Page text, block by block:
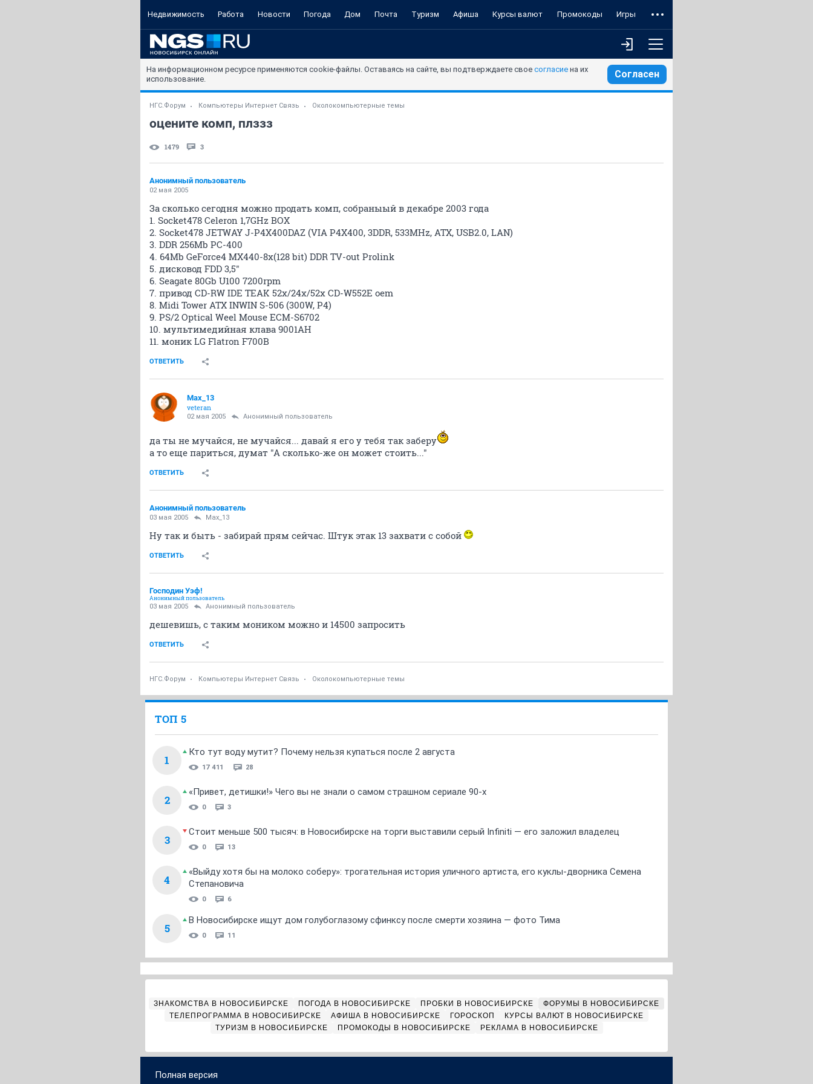
Недвижимость Работа Новости Погода Дом Почта Туризм Афиша Курсы валют Промокоды Игры
На информационном ресурсе применяются cookie-файлы. Оставаясь на сайте, вы подтверждаете свое согласие на их
использование.
Согласен
НГС.Форум Компьютеры Интернет Связь Околокомпьютерные темы
оцените комп, плззз
1479 3
Анонимный пользователь
02 мая 2005
За сколько сегодня можно продать комп, собраныый в декабре 2003 года
1. Socket478 Celeron 1,7GHz BOX
2. Socket478 JETWAY J-P4X400DAZ (VIA P4X400, 3DDR, 533MHz, ATX, USB2.0, LAN)
3. DDR 256Mb PC-400
4. 64Mb GeForce4 MX440-8x(128 bit) DDR TV-out Prolink
5. дисковод FDD 3,5"
6. Seagate 80Gb U100 7200rpm
7. привод CD-RW IDE TEAK 52x/24x/52x CD-W552E oem
8. Midi Tower ATX INWIN S-506 (300W, P4)
9. PS/2 Optical Weel Mouse ECM-S6702
10. мультимедийная клава 9001AH
11. моник LG Flatron F700B
ОТВЕТИТЬ
Max_13
veteran
02 мая 2005 Анонимный пользователь
да ты не мучайся, не мучайся... давай я его у тебя так заберу
а то еще париться, думат "А сколько-же он может стоить..."
ОТВЕТИТЬ
Анонимный пользователь
03 мая 2005 Max_13
Ну так и быть - забирай прям сейчас. Штук этак 13 захвати с собой
ОТВЕТИТЬ
Господин Уэф!
Анонимный пользователь
03 мая 2005 Анонимный пользователь
дешевишь, с таким моником можно и 14500 запросить
ОТВЕТИТЬ
НГС.Форум Компьютеры Интернет Связь Околокомпьютерные темы
ТОП 5
1
Кто тут воду мутит? Почему нельзя купаться после 2 августа
17 411 28
2
«Привет, детишки!» Чего вы не знали о самом страшном сериале 90-х
0 3
3
Стоит меньше 500 тысяч: в Новосибирске на торги выставили серый Infiniti — его заложил владелец
0 13
4
«Выйду хотя бы на молоко соберу»: трогательная история уличного артиста, его куклы-дворника Семена
Степановича
0 6
5
В Новосибирске ищут дом голубоглазому сфинксу после смерти хозяина — фото Тима
0 11
ЗНАКОМСТВА В НОВОСИБИРСКЕ ПОГОДА В НОВОСИБИРСКЕ ПРОБКИ В НОВОСИБИРСКЕ
ФОРУМЫ В НОВОСИБИРСКЕ
ТЕЛЕПРОГРАММА В НОВОСИБИРСКЕ
АФИША В НОВОСИБИРСКЕ ГОРОСКОП
КУРСЫ ВАЛЮТ В НОВОСИБИРСКЕ
ТУРИЗМ В НОВОСИБИРСКЕ
ПРОМОКОДЫ В НОВОСИБИРСКЕ РЕКЛАМА В НОВОСИБИРСКЕ
Полная версия